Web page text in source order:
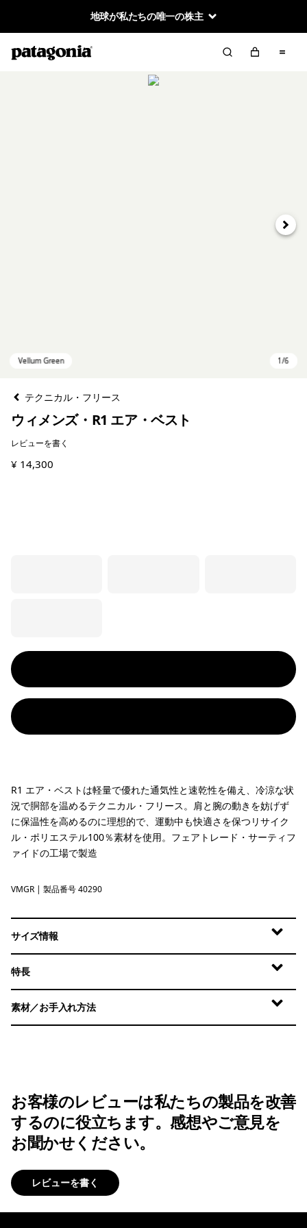
地球が私たちの唯一の株主
次へ
テクニカル・フリース
ウィメンズ・R1 エア・ベスト
レビューを書く
¥ 14,300
R1 エア・ベストは軽量で優れた通気性と速乾性を備え、冷涼な状
況で胴部を温めるテクニカル・フリース。肩と腕の動きを妨げず
に保温性を高めるのに理想的で、運動中も快適さを保つリサイク
ル・ポリエステル100％素材を使用。フェアトレード・サーティフ
ァイドの工場で製造
Vellum Green
VMGR | 製品番号 40290
サイズ情報
特長
素材／お手入れ方法
お客様のレビューは私たちの製品を改善
するのに役立ちます。感想やご意見を
お聞かせください。
レビューを書く